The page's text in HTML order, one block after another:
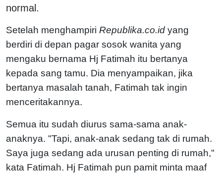
normal.
Setelah menghampiri Republika.co.id yang
berdiri di depan pagar sosok wanita yang
mengaku bernama Hj Fatimah itu bertanya
kepada sang tamu. Dia menyampaikan, jika
bertanya masalah tanah, Fatimah tak ingin
menceritakannya.
Semua itu sudah diurus sama-sama anak-
anaknya. "Tapi, anak-anak sedang tak di rumah.
Saya juga sedang ada urusan penting di rumah,"
kata Fatimah. Hj Fatimah pun pamit minta maaf